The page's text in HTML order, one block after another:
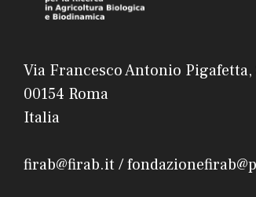
Via Francesco Antonio Pigafetta,
00154 Roma
Italia
firab@firab.it /